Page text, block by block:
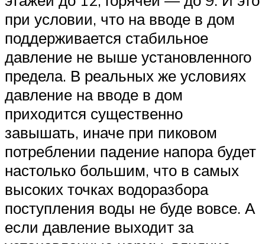
при условии, что на вводе в дом
поддерживается стабильное
давление не выше установленного
предела. В реальных же условиях
давление на вводе в дом
приходится существенно
завышать, иначе при пиковом
потреблении падение напора будет
настолько большим, что в самых
высоких точках водоразбора
поступления воды не буде вовсе. А
если давление выходит за